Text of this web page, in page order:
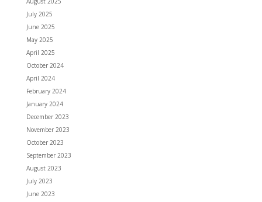
July 2025
June 2025
May 2025
April 2025
October 2024
April 2024
February 2024
January 2024
December 2023
November 2023
October 2023
September 2023
August 2023
July 2023
June 2023